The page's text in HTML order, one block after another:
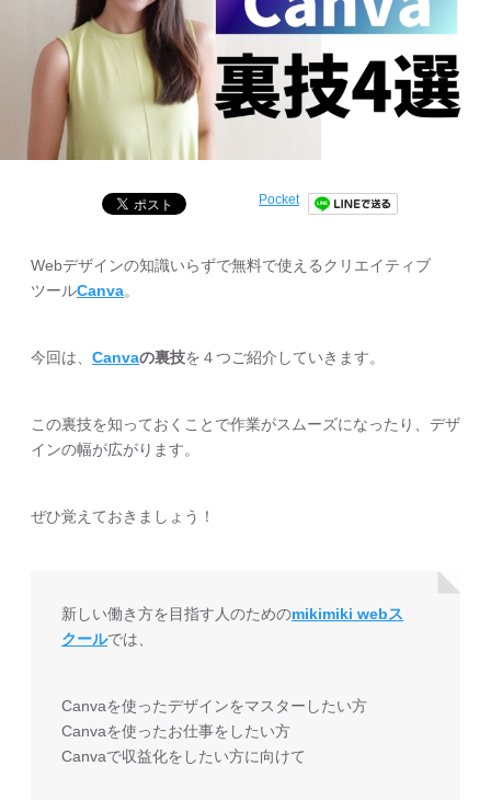
Pocket
Webデザインの知識いらずで無料で使えるクリエイティブ
ツールCanva。
今回は、 Canvaの裏技を４つご紹介していきます。
この裏技を知っておくことで作業がスムーズになったり、デザ
インの幅が広がります。
ぜひ覚えておきましょう！
新しい働き方を目指す人のためのmikimiki webス
クールでは、
Canvaを使ったデザインをマスターしたい方
Canvaを使ったお仕事をしたい方
Canvaで収益化をしたい方に向けて